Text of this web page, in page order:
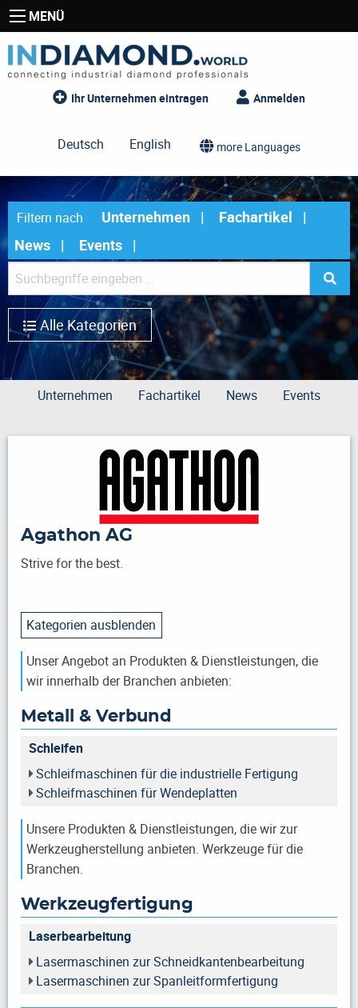
MENÜ
Ihr Unternehmen eintragen Anmelden
Deutsch English more Languages
Filtern nach Unternehmen
Fachartikel
News
Events
Alle Kategorien
Unternehmen Fachartikel News Events
Agathon AG
Strive for the best.
Kategorien ausblenden
Unser Angebot an Produkten & Dienstleistungen, die
wir innerhalb der Branchen anbieten:
Metall & Verbund
Schleifen
Schleifmaschinen für die industrielle Fertigung
Schleifmaschinen für Wendeplatten
Unsere Produkten & Dienstleistungen, die wir zur
Werkzeugherstellung anbieten. Werkzeuge für die
Branchen.
Werkzeugfertigung
Laserbearbeitung
Lasermaschinen zur Schneidkantenbearbeitung
Lasermaschinen zur Spanleitformfertigung